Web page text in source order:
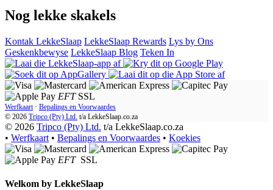
Nog lekke skakels
Kontak LekkeSlaap LekkeSlaap Rewards Lys by Ons
Geskenkbewyse LekkeSlaap Blog Teken In
EFT SSL
Werfkaart · Bepalings en Voorwaardes
© 2026 Tripco (Pty) Ltd. t/a LekkeSlaap.co.za
© 2026 Tripco (Pty) Ltd. t/a LekkeSlaap.co.za
• Werfkaart • Bepalings en Voorwaardes • Koekies
EFT SSL
Welkom by LekkeSlaap